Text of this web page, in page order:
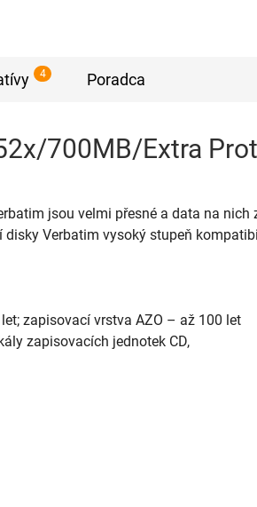
4 Poradca
700MB/Extra
jsou velmi přesné a data na nich
Verbatim vysoký stupeň
zapisovací vrstva AZO – až 100 let
zapisovacích jednotek CD,